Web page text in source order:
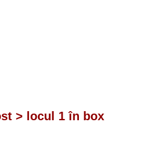
> locul 1 în box